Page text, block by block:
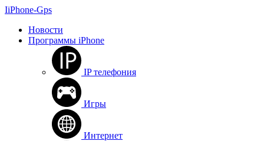
IiPhone-Gps
Новости
Программы iPhone
IP телефония
Игры
Интернет